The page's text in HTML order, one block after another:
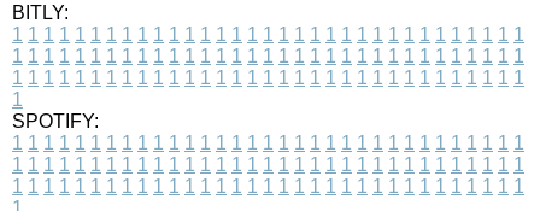
BITLY:
1 1 1 1 1 1 1 1 1 1 1 1 1 1 1 1 1 1 1 1 1 1 1 1 1 1 1 1 1 1 1 1 1
1 1 1 1 1 1 1 1 1 1 1 1 1 1 1 1 1 1 1 1 1 1 1 1 1 1 1 1 1 1 1 1 1
1 1 1 1 1 1 1 1 1 1 1 1 1 1 1 1 1 1 1 1 1 1 1 1 1 1 1 1 1 1 1 1 1
1
SPOTIFY:
1 1 1 1 1 1 1 1 1 1 1 1 1 1 1 1 1 1 1 1 1 1 1 1 1 1 1 1 1 1 1 1 1
1 1 1 1 1 1 1 1 1 1 1 1 1 1 1 1 1 1 1 1 1 1 1 1 1 1 1 1 1 1 1 1 1
1 1 1 1 1 1 1 1 1 1 1 1 1 1 1 1 1 1 1 1 1 1 1 1 1 1 1 1 1 1 1 1 1